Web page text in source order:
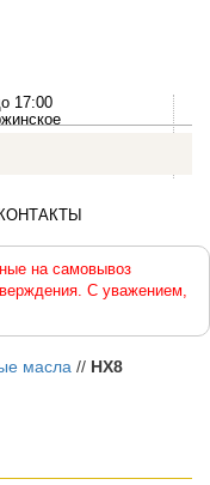
17:00
КОНТАКТЫ
на самовывоз
С уважением,
масла // HX8